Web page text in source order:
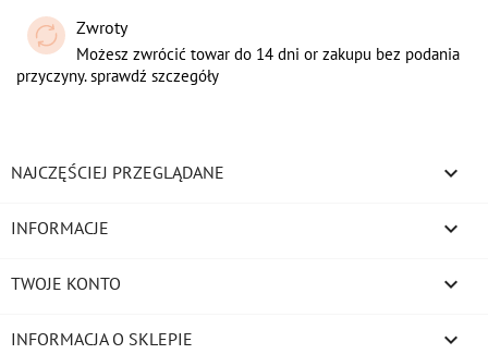
Zwroty
Możesz zwrócić towar do 14 dni or zakupu bez podania
przyczyny. sprawdź szczegóły
NAJCZĘŚCIEJ PRZEGLĄDANE 
INFORMACJE 
TWOJE KONTO 
INFORMACJA O SKLEPIE keyboard_arrow_down